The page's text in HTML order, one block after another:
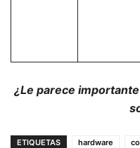
¿Le parece
ETIQUETAS hardware